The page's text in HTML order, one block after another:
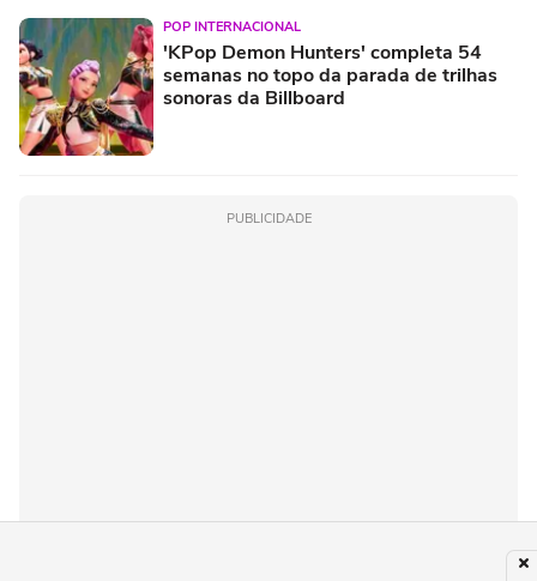
POP INTERNACIONAL
'KPop Demon Hunters' completa 54
semanas no topo da parada de trilhas
sonoras da Billboard
PUBLICIDADE